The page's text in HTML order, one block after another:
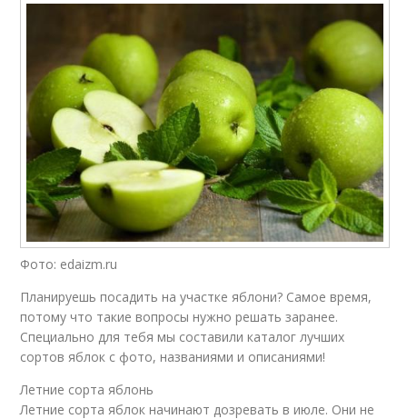
Фото: edaizm.ru
Планируешь посадить на участке яблони? Самое время,
потому что такие вопросы нужно решать заранее.
Специально для тебя мы составили каталог лучших
сортов яблок с фото, названиями и описаниями!
Летние сорта яблонь
Летние сорта яблок начинают дозревать в июле. Они не